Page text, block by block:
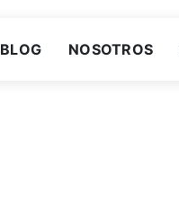
BLOG NOSOTROS